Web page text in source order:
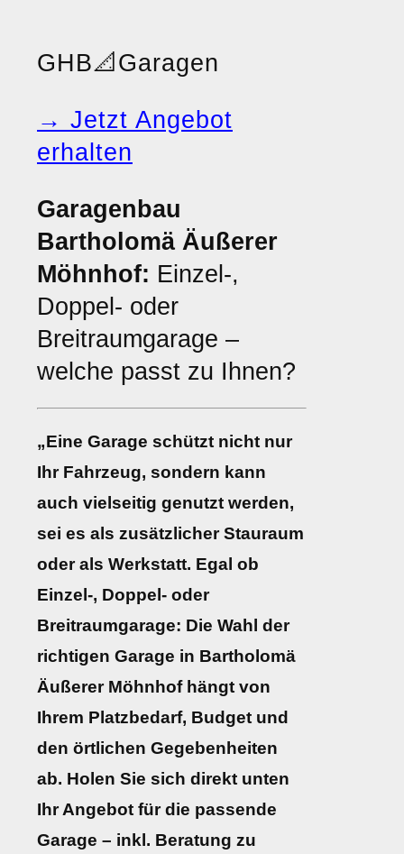
GHB📐 Garagen
→ Jetzt Angebot
erhalten
Garagenbau
Bartholomä Äußerer
Möhnhof: Einzel-,
Doppel- oder
Breitraumgarage –
welche passt zu Ihnen?
„Eine Garage schützt nicht nur
Ihr Fahrzeug, sondern kann
auch vielseitig genutzt werden,
sei es als zusätzlicher Stauraum
oder als Werkstatt. Egal ob
Einzel-, Doppel- oder
Breitraumgarage: Die Wahl der
richtigen Garage in Bartholomä
Äußerer Möhnhof hängt von
Ihrem Platzbedarf, Budget und
den örtlichen Gegebenheiten
ab. Holen Sie sich direkt unten
Ihr Angebot für die passende
Garage – inkl. Beratung zu